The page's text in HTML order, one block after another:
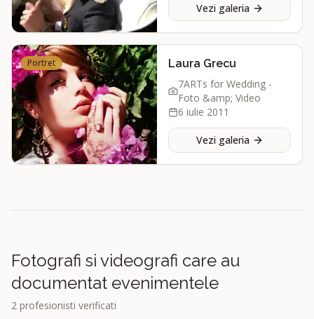
Vezi galeria
Portret
Laura Grecu
7ARTs for Wedding -
Foto &amp; Video
6 iulie 2011
Vezi galeria
Fotografi si videografi care au
documentat evenimentele
2 profesionisti verificati